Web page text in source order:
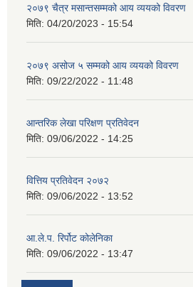
२०७९ चैत्र मसान्तसम्मको आय व्ययको विवरण
मिति: 04/20/2023 - 15:54
२०७९ असोज ५ सम्मको आय व्ययको विवरण
मिति: 09/22/2022 - 11:48
आन्तरिक लेखा परिक्षण प्रतिवेदन
मिति: 09/06/2022 - 14:25
वित्तिय प्रतिवेदन २०७२
मिति: 09/06/2022 - 13:52
आ.ले.प. रिर्पोट कोलेनिका
मिति: 09/06/2022 - 13:47